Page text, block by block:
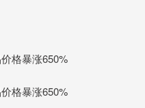
格暴涨650%
格暴涨650%